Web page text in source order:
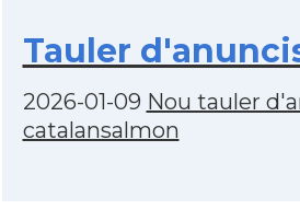
Tauler
2026-01-09 Nou tauler
catalansalmon